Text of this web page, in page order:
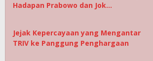
Hadapan Prabowo dan Jok…
Jejak Kepercayaan yang Mengantar
TRIV ke Panggung Penghargaan